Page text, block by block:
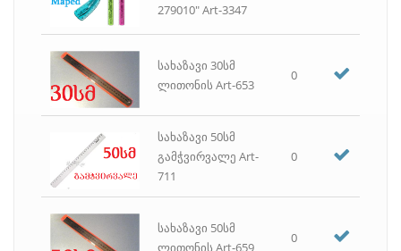
ფოტო ქაღალდი
ქაღალდი ფერადი A4
ქაღალდის საჭრელი (გელიოტინა)
ჩასანიშნი ფურცლები
ჩასანიშნი ფურცლები წებოვანი
ცარცი
ჭიკარტი
ჭიქა საკანცელარიო
279010" Art-3347
სახაზავი 30სმ
ლითონის Art-653
0
სახაზავი 50სმ
გამჭვირვალე Art-
711
0
სახაზავი 50სმ
ლითონის Art-659
0